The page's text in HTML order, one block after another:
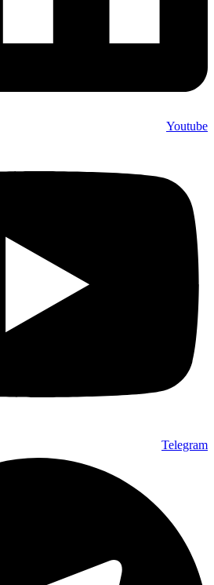
Youtube
Telegram